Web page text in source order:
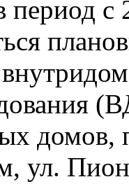
период с
ул.